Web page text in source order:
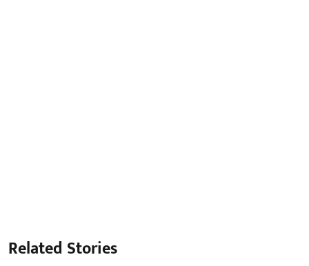
Related Stories